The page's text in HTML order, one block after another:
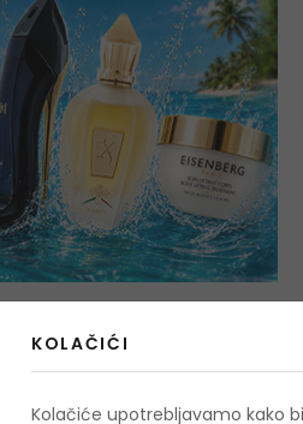
KOLAČIĆI
Kolačiće upotrebljavamo kako